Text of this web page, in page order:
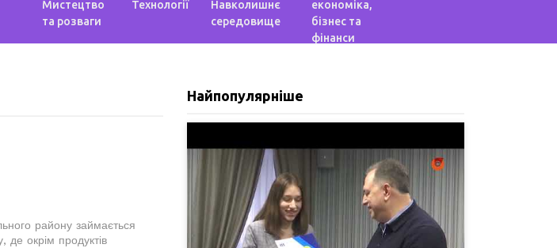
Мистецтво
та розваги
Технології
Навколишнє
середовище
економіка,
бізнес та
фінанси
району займається
де окрім продуктів
Найпопулярніше